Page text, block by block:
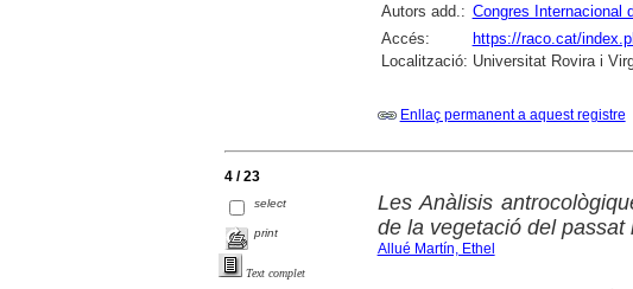
Autors add.: Congres Internacional
Accés:
https://raco.cat/
Localització: Universitat Rovira i
Enllaç permanent a aquest registre
4 / 23
select
print
Text complet
Les Anàlisis
de la vegetació del
Allué Martín, Ethel